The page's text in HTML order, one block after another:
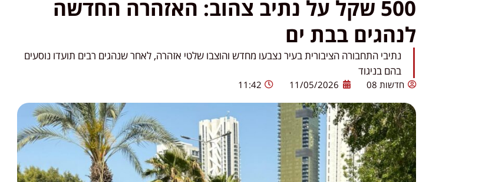
500 שקל על נתיב צהוב: האזהרה החדשה
לנהגים בבת ים
נתיבי התחבורה הציבורית בעיר נצבעו מחדש והוצבו שלטי אזהרה, לאחר שנהגים רבים תועדו נוסעים
בהם בניגוד
חדשות 08 11/05/2026
11:42